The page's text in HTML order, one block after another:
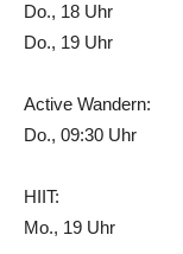
Do., 18 Uhr
Do., 19 Uhr
Active Wandern:
Do., 09:30 Uhr
HIIT:
Mo., 19 Uhr